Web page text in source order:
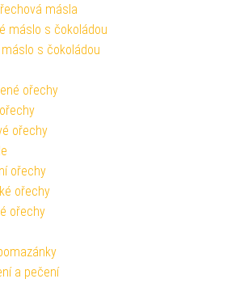
másla
máslo s čokoládou
máslo s čokoládou
ořechy
ořechy
ořechy
ořechy
ořechy
a pečení